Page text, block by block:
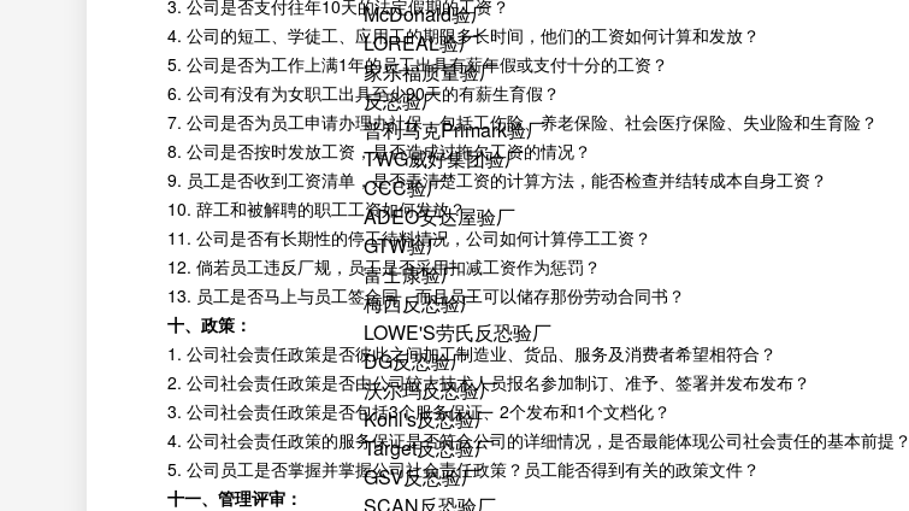
McDonald验厂
LOREAL验厂
家乐福质量验厂
反恐验厂
普利马克Primark验厂
TWG威好集团验厂
CCC验厂
ADEO安达屋验厂
GTW验厂
富士康验厂
梅西反恐验厂
LOWE'S劳氏反恐验厂
DG反恐验厂
沃尔玛反恐验厂
Kohl's反恐验厂
Target反恐验厂
GSV反恐验厂
3. 公司是否支付往年10天的法定假期的工资？
4. 公司的短工、学徒工、应用工的期限多长时间，他们的工资如何计算和发放？
5. 公司是否为工作上满1年的员工出具有薪年假或支付十分的工资？
6. 公司有没有为女职工出具至少90天的有薪生育假？
7. 公司是否为员工申请办理办社保，包括工伤险、养老保险、社会医疗保险、失业险和生育险？
8. 公司是否按时发放工资，是否造成过拖欠工资的情况？
9. 员工是否收到工资清单，是否弄清楚工资的计算方法，能否检查并结转成本自身工资？
10. 辞工和被解聘的职工工资如何发放？
11. 公司是否有长期性的停工待料情况，公司如何计算停工工资？
12. 倘若员工违反厂规，员工是否采用扣减工资作为惩罚？
13. 员工是否马上与员工签合同，而且员工可以储存那份劳动合同书？
十、政策：
1. 公司社会责任政策是否彼此之间加工制造业、货品、服务及消费者希望相符合？
2. 公司社会责任政策是否由公司较大技术人员报名参加制订、准予、签署并发布发布？
3. 公司社会责任政策是否包括3个服务保证、2个发布和1个文档化？
4. 公司社会责任政策的服务保证是否符合公司的详细情况，是否最能体现公司社会责任的基本前提？
5. 公司员工是否掌握并掌握公司社会责任政策？员工能否得到有关的政策文件？
十一、管理评审：